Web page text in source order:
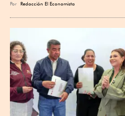
Por Redacción El Economista